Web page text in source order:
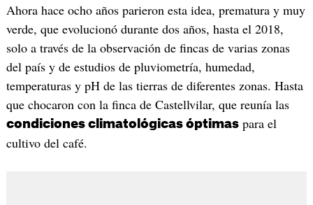
Ahora hace ocho años parieron esta idea, prematura y muy
verde, que evolucionó durante dos años, hasta el 2018,
solo a través de la observación de fincas de varias zonas
del país y de estudios de pluviometría, humedad,
temperaturas y pH de las tierras de diferentes zonas. Hasta
que chocaron con la finca de Castellvilar, que reunía las
condiciones climatológicas óptimaspara el
cultivo del café.